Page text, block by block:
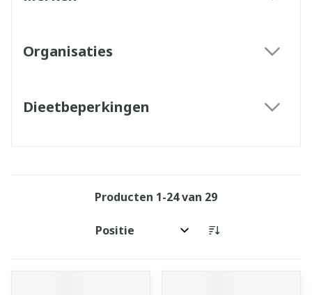
Organisaties
Dieetbeperkingen
Producten 1-24van 29
Sorteer op: